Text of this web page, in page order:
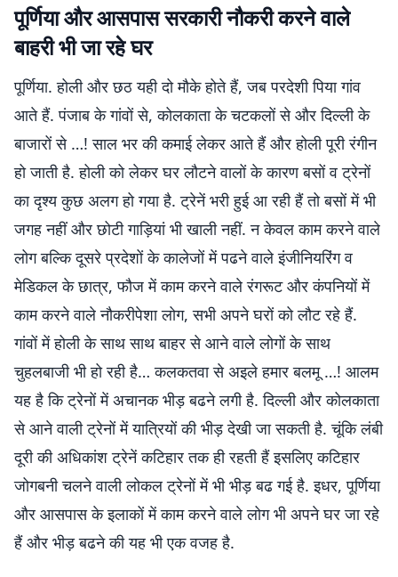
पूर्णिया और आसपास सरकारी नौकरी करने वाले
बाहरी भी जा रहे घर
पूर्णिया. होली और छठ यही दो मौके होते हैं, जब परदेशी पिया गांव
आते हैं. पंजाब के गांवों से, कोलकाता के चटकलों से और दिल्ली के
बाजारों से …! साल भर की कमाई लेकर आते हैं और होली पूरी रंगीन
हो जाती है. होली को लेकर घर लौटने वालों के कारण बसों व ट्रेनों
का दृश्य कुछ अलग हो गया है. ट्रेनें भरी हुई आ रही हैं तो बसों में भी
जगह नहीं और छोटी गाड़ियां भी खाली नहीं. न केवल काम करने वाले
लोग बल्कि दूसरे प्रदेशों के कालेजों में पढने वाले इंजीनियरिंग व
मेडिकल के छात्र, फौज में काम करने वाले रंगरूट और कंपनियों में
काम करने वाले नौकरीपेशा लोग, सभी अपने घरों को लौट रहे हैं.
गांवों में होली के साथ साथ बाहर से आने वाले लोगों के साथ
चुहलबाजी भी हो रही है… कलकतवा से अइले हमार बलमू …! आलम
यह है कि ट्रेनों में अचानक भीड़ बढने लगी है. दिल्ली और कोलकाता
से आने वाली ट्रेनों में यात्रियों की भीड़ देखी जा सकती है. चूंकि लंबी
दूरी की अधिकांश ट्रेनें कटिहार तक ही रहती हैं इसलिए कटिहार
जोगबनी चलने वाली लोकल ट्रेनों में भी भीड़ बढ गई है. इधर, पूर्णिया
और आसपास के इलाकों में काम करने वाले लोग भी अपने घर जा रहे
हैं और भीड़ बढने की यह भी एक वजह है.